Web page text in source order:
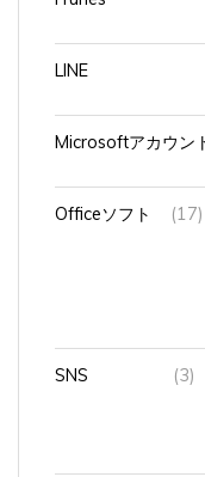
LINE
Microsoftアカウント
Officeソフト (17)
SNS (3)